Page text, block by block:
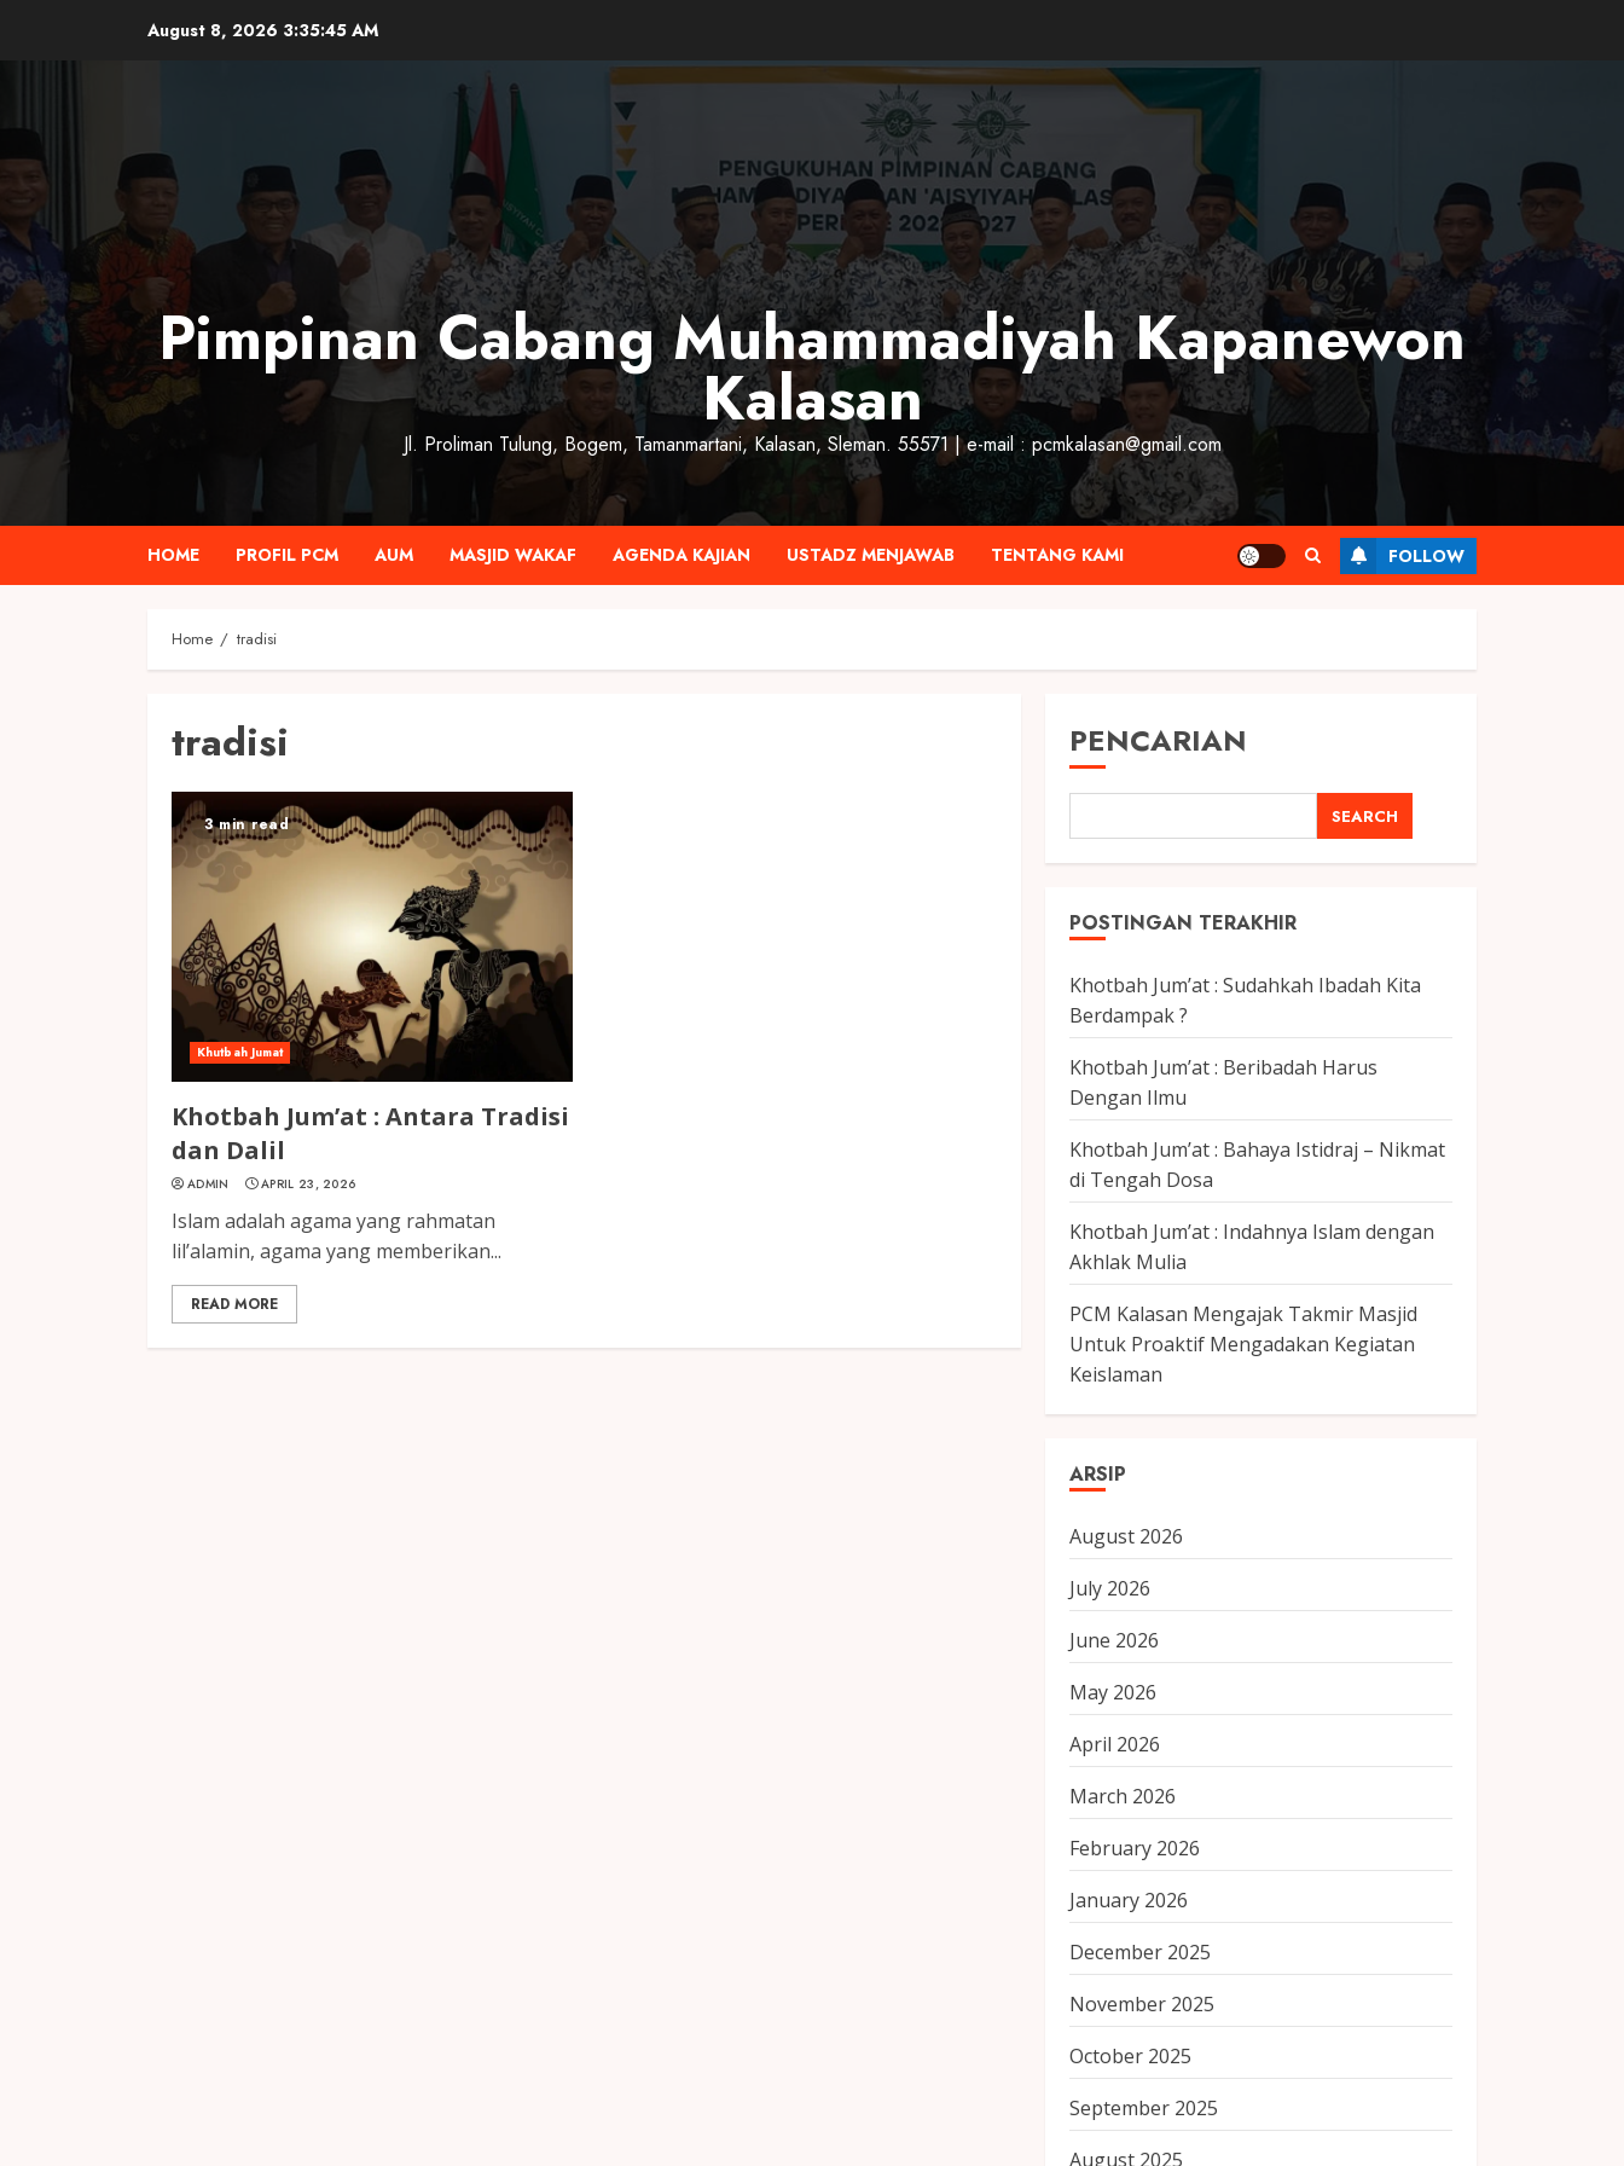
August 8, 2026 3:35:45 AM
Pimpinan Cabang Muhammadiyah Kapanewon
Kalasan
Jl. Proliman Tulung, Bogem, Tamanmartani, Kalasan, Sleman. 55571 | e-mail : pcmkalasan@gmail.com
HOME PROFIL PCM AUM MASJID WAKAF AGENDA KAJIAN USTADZ MENJAWAB TENTANG KAMI FOLLOW
Home tradisi
tradisi
3 min read
Khutbah Jumat
Khotbah Jum’at : Antara Tradisi
dan Dalil
ADMIN APRIL 23, 2026
Islam adalah agama yang rahmatan
lil’alamin, agama yang memberikan...
READ MORE
PENCARIAN
SEARCH
POSTINGAN TERAKHIR
Khotbah Jum’at : Sudahkah Ibadah Kita
Berdampak ?
Khotbah Jum’at : Beribadah Harus
Dengan Ilmu
Khotbah Jum’at : Bahaya Istidraj – Nikmat
di Tengah Dosa
Khotbah Jum’at : Indahnya Islam dengan
Akhlak Mulia
PCM Kalasan Mengajak Takmir Masjid
Untuk Proaktif Mengadakan Kegiatan
Keislaman
ARSIP
August 2026
July 2026
June 2026
May 2026
April 2026
March 2026
February 2026
January 2026
December 2025
November 2025
October 2025
September 2025
August 2025